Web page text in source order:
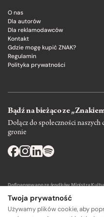
O nas
Dla autorów
Dla reklamodawców
Kontakt
Gdzie mogę kupić ZNAK?
Regulamin
Polityka prywatności
Bądź na bieżąco ze
Dołącz do społeczności
gronie
Dofinansowano ze środków Ministra
Twoja prywatność
Używamy plików cookie, aby